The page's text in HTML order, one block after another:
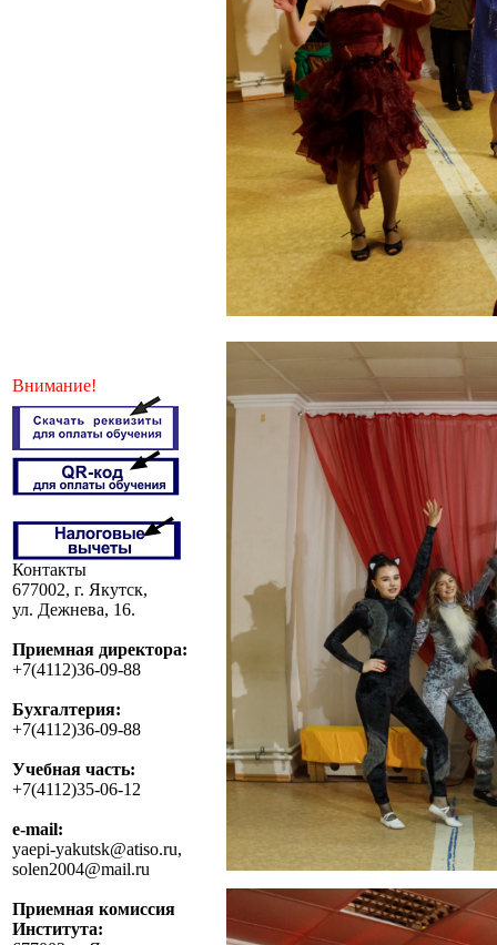
Внимание!
Контакты
677002, г. Якутск,
ул. Дежнева, 16.
Приемная директора:
+7(4112)36-09-88
Бухгалтерия:
+7(4112)36-09-88
Учебная часть:
+7(4112)35-06-12
e-mail:
yaepi-yakutsk@atiso.ru,
solen2004@mail.ru
Приемная комиссия
Института: